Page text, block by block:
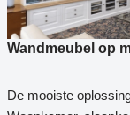
Wandmeubel op
De mooiste